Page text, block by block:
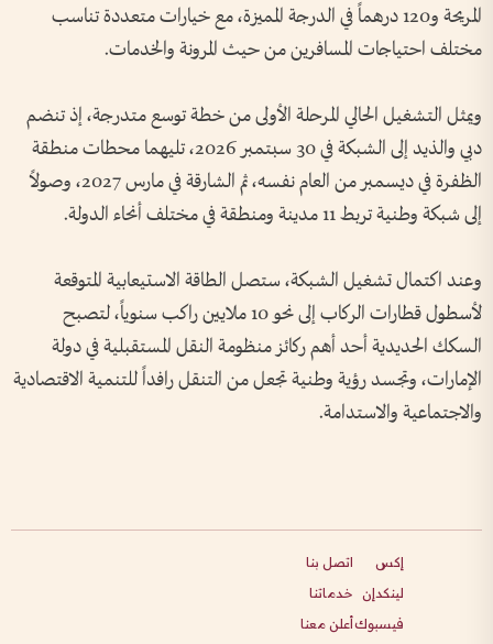
المريحة و120 درهماً في الدرجة المميزة، مع خيارات متعددة تناسب
مختلف احتياجات المسافرين من حيث المرونة والخدمات.
ويمثل التشغيل الحالي المرحلة الأولى من خطة توسع متدرجة، إذ تنضم
دبي والذيد إلى الشبكة في 30 سبتمبر 2026، تليهما محطات منطقة
الظفرة في ديسمبر من العام نفسه، ثم الشارقة في مارس 2027، وصولاً
إلى شبكة وطنية تربط 11 مدينة ومنطقة في مختلف أنحاء الدولة.
وعند اكتمال تشغيل الشبكة، ستصل الطاقة الاستيعابية المتوقعة
لأسطول قطارات الركاب إلى نحو 10 ملايين راكب سنوياً، لتصبح
السكك الحديدية أحد أهم ركائز منظومة النقل المستقبلية في دولة
الإمارات، وتجسد رؤية وطنية تجعل من التنقل رافداً للتنمية الاقتصادية
والاجتماعية والاستدامة.
إكس
لينكدإن
فيسبوك
اتصل بنا
خدماتنا
أعلن معنا